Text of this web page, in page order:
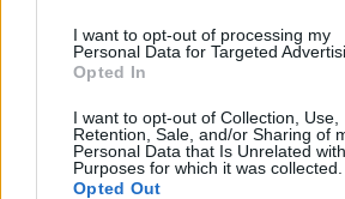
I want to opt-out of processing my
Personal Data for Targeted
Opted In
I want to opt-out of Collection, Use,
Retention, Sale, and/or Sharing of
Personal Data that Is Unrelated
Purposes for which it was collected.
Opted Out
Sfoglia Moneta